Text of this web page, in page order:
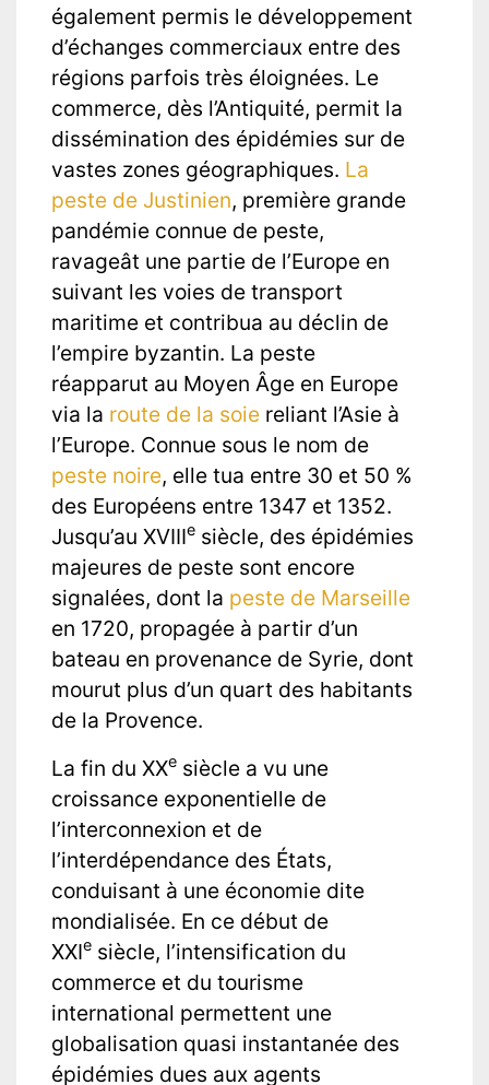
également permis le développement
d’échanges commerciaux entre des
régions parfois très éloignées. Le
commerce, dès l’Antiquité, permit la
dissémination des épidémies sur de
vastes zones géographiques. La
peste de Justinien, première grande
pandémie connue de peste,
ravageât une partie de l’Europe en
suivant les voies de transport
maritime et contribua au déclin de
l’empire byzantin. La peste
réapparut au Moyen Âge en Europe
via la route de la soie reliant l’Asie à
l’Europe. Connue sous le nom de
peste noire, elle tua entre 30 et 50 %
des Européens entre 1347 et 1352.
Jusqu’au XVIIIe siècle, des épidémies
majeures de peste sont encore
signalées, dont la peste de Marseille
en 1720, propagée à partir d’un
bateau en provenance de Syrie, dont
mourut plus d’un quart des habitants
de la Provence.
La fin du XXe siècle a vu une
croissance exponentielle de
l’interconnexion et de
l’interdépendance des États,
conduisant à une économie dite
mondialisée. En ce début de
XXIe siècle, l’intensification du
commerce et du tourisme
international permettent une
globalisation quasi instantanée des
épidémies dues aux agents